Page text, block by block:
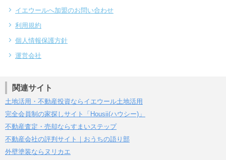
イエウールへ加盟のお問い合わせ
利用規約
個人情報保護方針
運営会社
関連サイト
土地活用・不動産投資ならイエウール土地活用
完全会員制の家探しサイト「Housii(ハウシー)」
不動産査定・売却ならすまいステップ
不動産会社の評判サイト｜おうちの語り部
外壁塗装ならヌリカエ